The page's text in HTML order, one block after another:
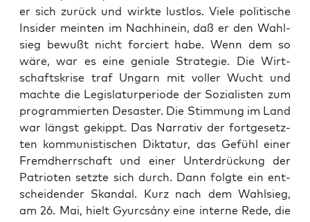
er sich zurück und wirk­te lust­los. Vie­le poli­ti­sche
Insi­der mein­ten im Nach­hin­ein, daß er den Wahl­
sieg bewußt nicht for­ciert habe. Wenn dem so
wäre, war es eine genia­le Stra­te­gie. Die Wirt­
schafts­kri­se traf Ungarn mit vol­ler Wucht und
mach­te die Legis­la­tur­pe­ri­ode der Sozia­lis­ten zum
pro­gram­mier­ten Desas­ter. Die Stim­mung im Land
war längst gekippt. Das Nar­ra­tiv der fort­ge­setz­
ten kom­mu­nis­ti­schen Dik­ta­tur, das Gefühl einer
Fremd­herr­schaft und einer Unter­drü­ckung der
Patrio­ten setz­te sich durch. Dann folg­te ein ent­
schei­den­der Skan­dal. Kurz nach dem Wahl­sieg,
am 26. Mai, hielt Gyurcsá­ny eine inter­ne Rede, die